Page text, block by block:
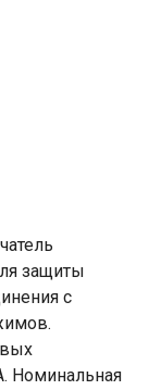
защиты
с
Номинальная